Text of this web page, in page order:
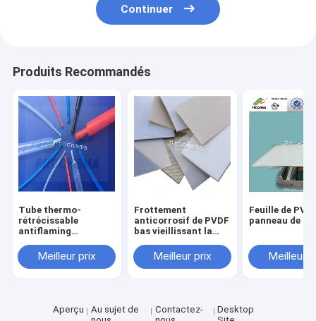
Continuer
Produits Recommandés
Tube thermo-
rétrécissable
antiflaming
175℃Meilleur prix
Frottement
anticorrosif de PVDF
bas vieillissant la
Meilleur prix
Feuille de
panneau de
Meilleur
Aperçu
Au sujet de
Contactez-
Desktop